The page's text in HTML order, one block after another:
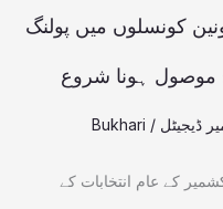
کونسلوں میں پولنگ
موصول ہونا شروع
ڈیجیٹل /
Bukhari
کے عام انتخابات کے